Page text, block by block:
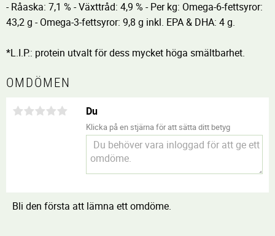
- Råaska: 7,1 % - Växttråd: 4,9 % - Per kg: Omega-6-fettsyror:
43,2 g - Omega-3-fettsyror: 9,8 g inkl. EPA & DHA: 4 g.
*L.I.P.: protein utvalt för dess mycket höga smältbarhet.
OMDÖMEN
Du
Klicka på en stjärna för att sätta ditt betyg
Bli den första att lämna ett omdöme.